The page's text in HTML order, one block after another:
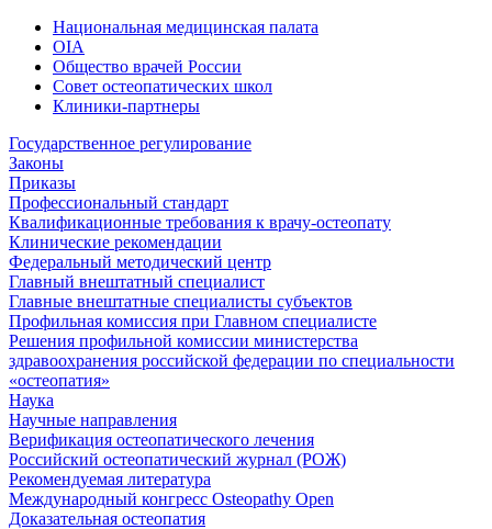
Национальная медицинская палата
OIA
Общество врачей России
Совет остеопатических школ
Клиники-партнеры
Государственное регулирование
Законы
Приказы
Профессиональный стандарт
Квалификационные требования к врачу-остеопату
Клинические рекомендации
Федеральный методический центр
Главный внештатный специалист
Главные внештатные специалисты субъектов
Профильная комиссия при Главном специалисте
Решения профильной комиссии министерства
здравоохранения российской федерации по специальности
«остеопатия»
Наука
Научные направления
Верификация остеопатического лечения
Российский остеопатический журнал (РОЖ)
Рекомендуемая литература
Международный конгресс Osteopathy Open
Доказательная остеопатия